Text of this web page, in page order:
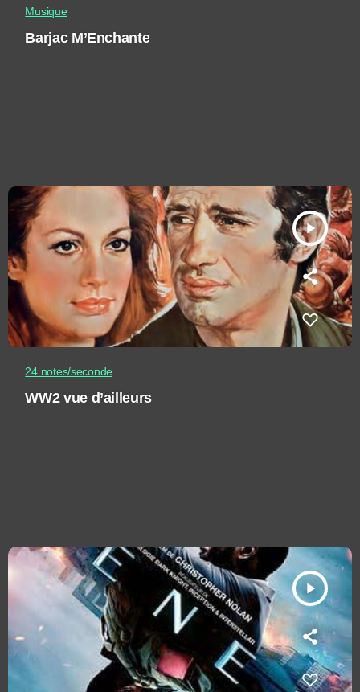
Musique
Barjac M’Enchante
play_arrow
24 notes/seconde
WW2 vue d’ailleurs
play_arrow